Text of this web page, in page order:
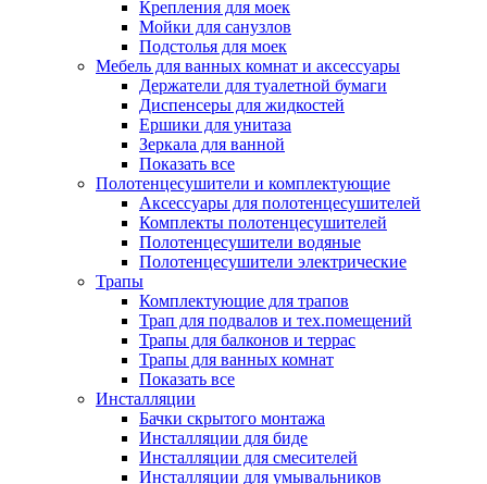
Крепления для моек
Мойки для санузлов
Подстолья для моек
Мебель для ванных комнат и аксессуары
Держатели для туалетной бумаги
Диспенсеры для жидкостей
Ершики для унитаза
Зеркала для ванной
Показать все
Полотенцесушители и комплектующие
Аксессуары для полотенцесушителей
Комплекты полотенцесушителей
Полотенцесушители водяные
Полотенцесушители электрические
Трапы
Комплектующие для трапов
Трап для подвалов и тех.помещений
Трапы для балконов и террас
Трапы для ванных комнат
Показать все
Инсталляции
Бачки скрытого монтажа
Инсталляции для биде
Инсталляции для смесителей
Инсталляции для умывальников